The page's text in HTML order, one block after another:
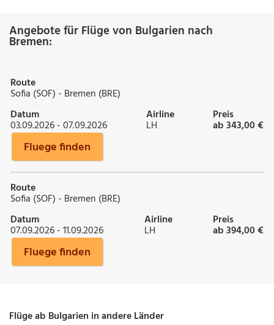
Angebote für Flüge von Bulgarien nach
Bremen:
Route
Sofia (SOF) - Bremen (BRE)
Datum
03.09.2026 - 07.09.2026
Airline
LH
Preis
ab 343,00 €
Fluege finden
Route
Sofia (SOF) - Bremen (BRE)
Datum
07.09.2026 - 11.09.2026
Airline
LH
Preis
ab 394,00 €
Fluege finden
Flüge ab Bulgarien in andere Länder